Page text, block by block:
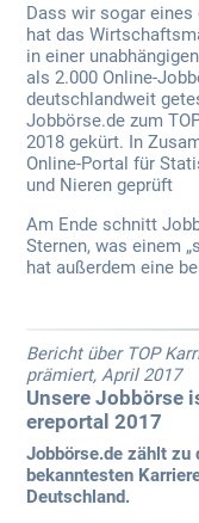
Dass wir sogar eines
hat das
in einer
als 2.000 Online-
deutschlandweit
Jobbörse.de zum
2018 gekürt. In
Online-Portal für
und Nieren geprüft
Am Ende schnitt
Sternen, was einem
hat außerdem eine
Bericht über TOP
prämiert, April 2017
Unsere Jobbörse
ereportal 2017
Jobbörse.de zählt zu
bekanntesten
Deutschland.